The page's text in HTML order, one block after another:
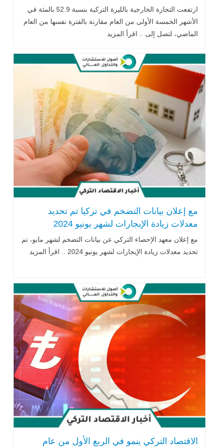
ارتفعت التجارة الخارجية بالليرة التركية بنسبة 52.9 بالمئة في
الأشهر الخمسة الأولى من العام مقارنة بالفترة نفسها من العام
الماضي، لتصل إلى .. اقرأ المزيد
مع إعلان بيانات التضخم في تركيا تم تحديد
معدلات زيادة الإيجارات لشهر يونيو 2024
مع إعلان معهد الإحصاء التركي عن بيانات التضخم لشهر مايو، تم
تحديد معدلات زيادة الإيجارات لشهر يونيو 2024 .. اقرأ المزيد
الاقتصاد التركي ينمو في الربع الأول من عام